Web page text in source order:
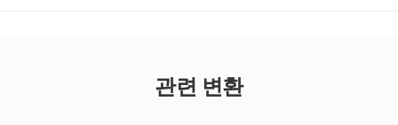
관련 변환